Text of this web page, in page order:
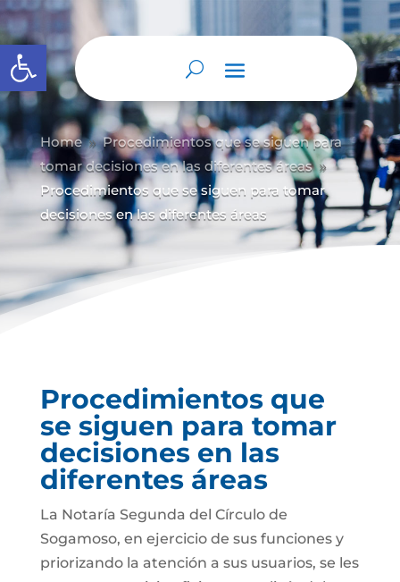
Abrir barra de herramientas
Home 9 Procedimientos que se siguen para
tomar decisiones en las diferentes áreas 9
Procedimientos que se siguen para tomar
decisiones en las diferentes áreas
Procedimientos que
se siguen para tomar
decisiones en las
diferentes áreas
La Notaría Segunda del Círculo de
Sogamoso, en ejercicio de sus funciones y
priorizando la atención a sus usuarios, se les